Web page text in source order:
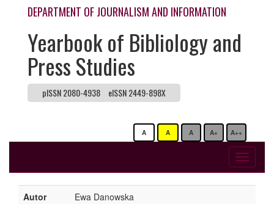
DEPARTMENT OF JOURNALISM AND INFORMATION
Yearbook of Bibliology and
Press Studies
pISSN 2080-4938 eISSN 2449-898X
A A A A+ A++
Toggle
Autor
Ewa Danowska